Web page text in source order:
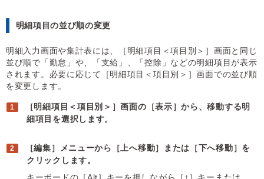
明細項目の並び順の変更
明細入力画面や集計表には、［明細項目＜項目別＞］画面と同じ
並び順で「勤怠」や、「支給」、「控除」などの明細項目が表示
されます。必要に応じて［明細項目＜項目別＞］画面での並び順
を変更します。
［明細項目＜項目別＞］画面の［表示］から、移動する明
細項目を選択します。
［編集］メニューから［上へ移動］または［下へ移動］を
クリックします。